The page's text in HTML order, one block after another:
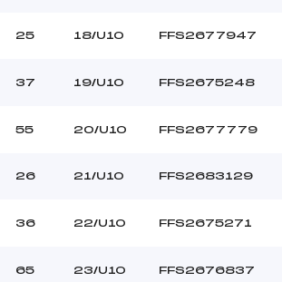
25 18/U10 FFS2677947
37 19/U10 FFS2675248
55 20/U10 FFS2677779
26 21/U10 FFS2683129
36 22/U10 FFS2675271
65 23/U10 FFS2676837